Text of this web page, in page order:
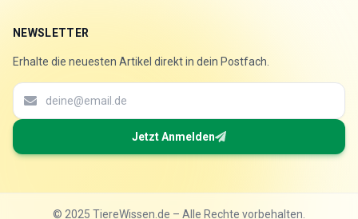
NEWSLETTER
Erhalte die neuesten Artikel direkt in dein Postfach.
Jetzt Anmelden
© 2025 TiereWissen.de – Alle Rechte vorbehalten.